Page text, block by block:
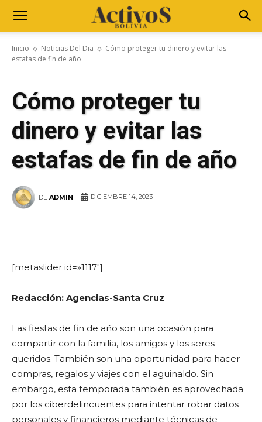
Inicio Noticias Del Dia
Cómo proteger tu dinero y evitar las
estafas de fin de año
Cómo proteger tu
dinero y evitar las
estafas de fin de año
DE ADMIN DICIEMBRE 14, 2023
[metaslider id=»1117″]
Redacción: Agencias-Santa Cruz
Las fiestas de fin de año son una ocasión para
compartir con la familia, los amigos y los seres
queridos. También son una oportunidad para hacer
compras, regalos y viajes con el aguinaldo. Sin
embargo, esta temporada también es aprovechada
por los ciberdelincuentes para intentar robar datos
personales y financieros mediante técnicas de